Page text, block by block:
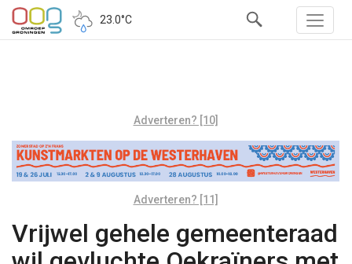
23.0°C
Adverteren? [10]
Adverteren? [11]
Vrijwel gehele gemeenteraad